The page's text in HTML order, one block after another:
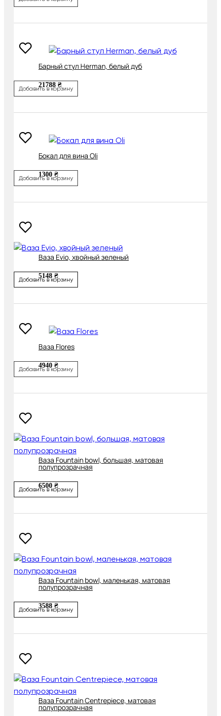
Барный стул Herman, белый дуб
21788 ₴
Добавить в корзину
Бокал для вина Oli
1300 ₴
Добавить в корзину
Ваза Evio, хвойный зеленый
5148 ₴
Добавить в корзину
Ваза Flores
4940 ₴
Добавить в корзину
Ваза Fountain bowl, большая, матовая
полупрозрачная
6500 ₴
Добавить в корзину
Ваза Fountain bowl, маленькая, матовая
полупрозрачная
3588 ₴
Добавить в корзину
Ваза Fountain Centrepiece, матовая
полупрозрачная